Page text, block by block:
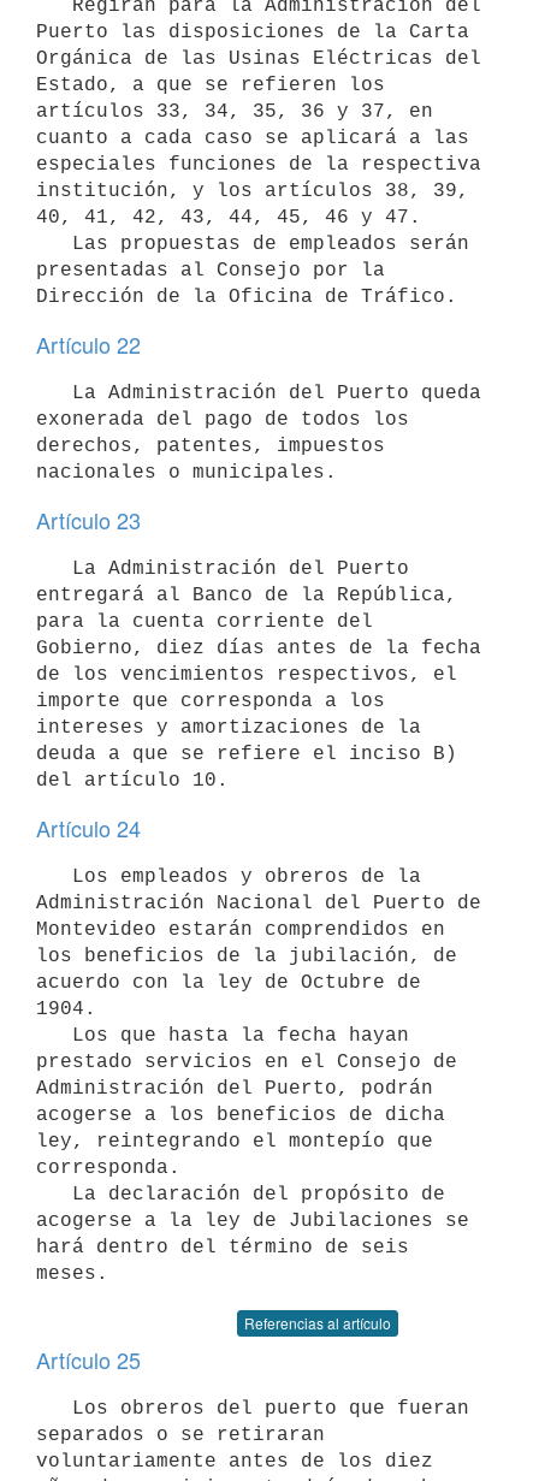
Puerto las disposiciones de la Carta
Orgánica de las Usinas Eléctricas del
Estado, a que se refieren los
artículos 33, 34, 35, 36 y 37, en
cuanto a cada caso se aplicará a las
especiales funciones de la respectiva
institución, y los artículos 38, 39,
40, 41, 42, 43, 44, 45, 46 y 47.
presentadas al Consejo por la
Dirección de la Oficina de Tráfico.
Artículo 22
exonerada del pago de todos los
derechos, patentes, impuestos
nacionales o municipales.
Artículo 23
entregará al Banco de la República,
para la cuenta corriente del
Gobierno, diez días antes de la fecha
de los vencimientos respectivos, el
importe que corresponda a los
intereses y amortizaciones de la
deuda a que se refiere el inciso B)
del artículo 10.
Artículo 24
Administración Nacional del Puerto de
Montevideo estarán comprendidos en
los beneficios de la jubilación, de
acuerdo con la ley de Octubre de
1904.
prestado servicios en el Consejo de
Administración del Puerto, podrán
acogerse a los beneficios de dicha
ley, reintegrando el montepío que
corresponda.
acogerse a la ley de Jubilaciones se
hará dentro del término de seis
meses.
Referencias al artículo
Artículo 25
separados o se retiraran
voluntariamente antes de los diez